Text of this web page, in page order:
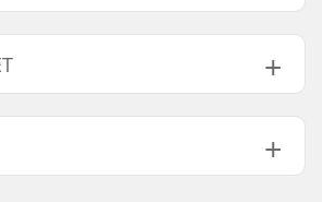
Vyötärö